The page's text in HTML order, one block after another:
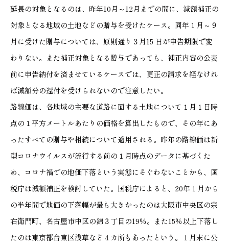
延長の対象となるのは、昨年10月～12月までの間に、減額補正の
対象となる地域の土地などの贈与を受けたケース。同年１月～９
月に受けた贈与については、原則通り３月15 日が申告期限で変
わりない。また補正対象となる贈与であっても、補正内容の公表
前に申告納付を済ませているケースでは、更正の請求を経なけれ
ば減額分の還付を受けられないので注意したい。
路線価は、各地域の主要な道路に面する土地について１月１日時
点の１平方メートルあたりの価格を算出したもので、その年にあ
ったすべての贈与や相続について適用される。昨年の路線価は新
型コロナウイルスが流行する前の１月時点のデータに基づくた
め、コロナ禍での地価下落という実態にそぐわないことから、国
税庁は減額補正を検討していた。国税庁によると、20年１月から
の半年間で地価の下落幅が最も大きかったのは大阪市中央区の宗
右衛門町、名古屋市中区の錦３丁目の19％。また15％以上下落し
たのは東京都台東区浅草など４カ所もあったという。１月末に公